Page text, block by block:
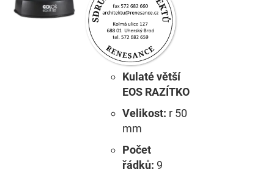
Kulaté větší
EOS RAZÍTKO
Velikost: r 50
mm
Počet
řádků: 9